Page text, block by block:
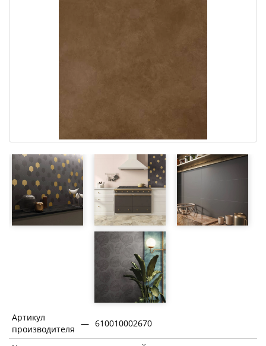
Артикул
производителя
— 610010002670